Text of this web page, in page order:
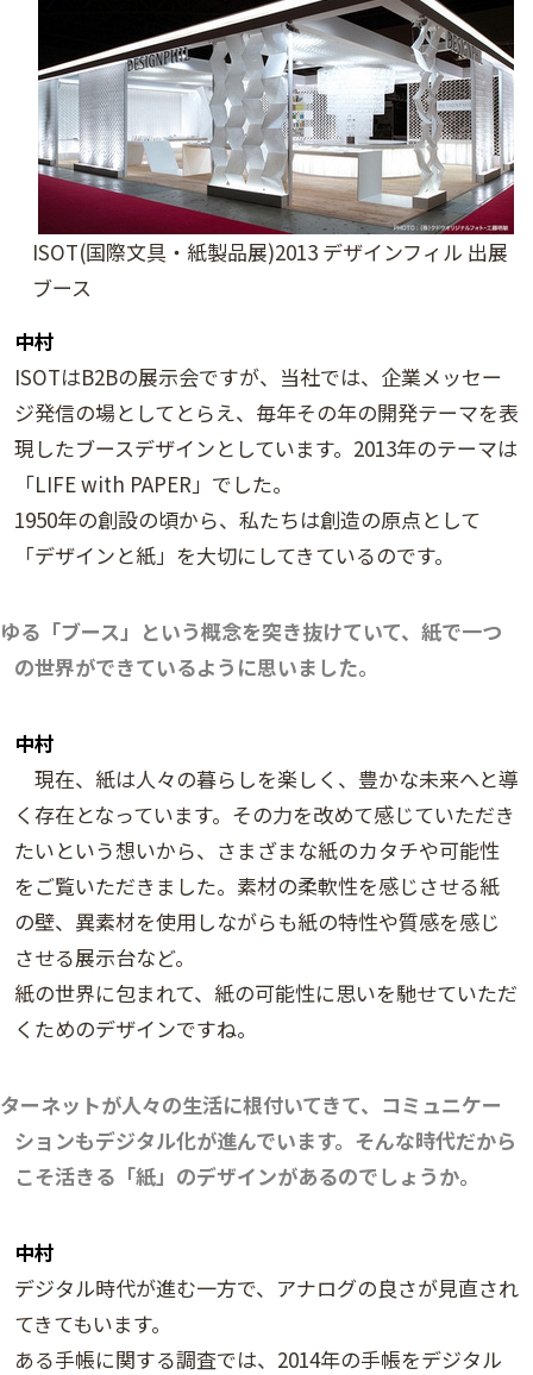
ISOT(国際文具・紙製品展)2013 デザインフィル 出展
ブース
中村
ISOTはB2Bの展示会ですが、当社では、企業メッセー
ジ発信の場としてとらえ、毎年その年の開発テーマを表
現したブースデザインとしています。2013年のテーマは
「LIFE with PAPER」でした。
1950年の創設の頃から、私たちは創造の原点として
「デザインと紙」を大切にしてきているのです。
る「ブース」という概念を突き抜けていて、紙で一つ
の世界ができているように思いました。
中村
現在、紙は人々の暮らしを楽しく、豊かな未来へと導
く存在となっています。その力を改めて感じていただき
たいという想いから、さまざまな紙のカタチや可能性
をご覧いただきました。素材の柔軟性を感じさせる紙
の壁、異素材を使用しながらも紙の特性や質感を感じ
させる展示台など。
紙の世界に包まれて、紙の可能性に思いを馳せていただ
くためのデザインですね。
ーネットが人々の生活に根付いてきて、コミュニケー
ションもデジタル化が進んでいます。そんな時代だから
こそ活きる「紙」のデザインがあるのでしょうか。
中村
デジタル時代が進む一方で、アナログの良さが見直され
てきてもいます。
ある手帳に関する調査では、2014年の手帳をデジタル